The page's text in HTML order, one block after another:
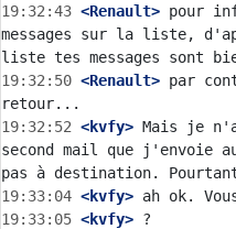
19:32:43 <Renault> pour
messages sur la liste,
19:32:50 <Renault> par
19:32:52 <kvfy> Mais je
second mail que j'envoie
19:33:04 <kvfy>
19:33:05 <kvfy>